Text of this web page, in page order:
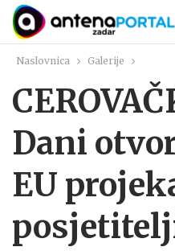
Naslovnica Galerije
Dani
EU